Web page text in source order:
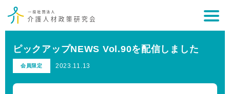
ピックアップNEWS Vol.90を配信しました
会員限定 2023.11.13